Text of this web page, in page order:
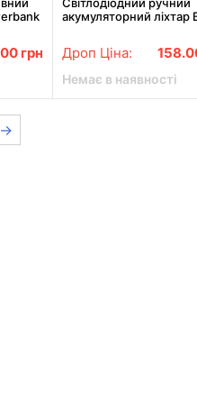
грн
акумуляторний ліхтар
Дроп Ціна:
Немає в наявності
→